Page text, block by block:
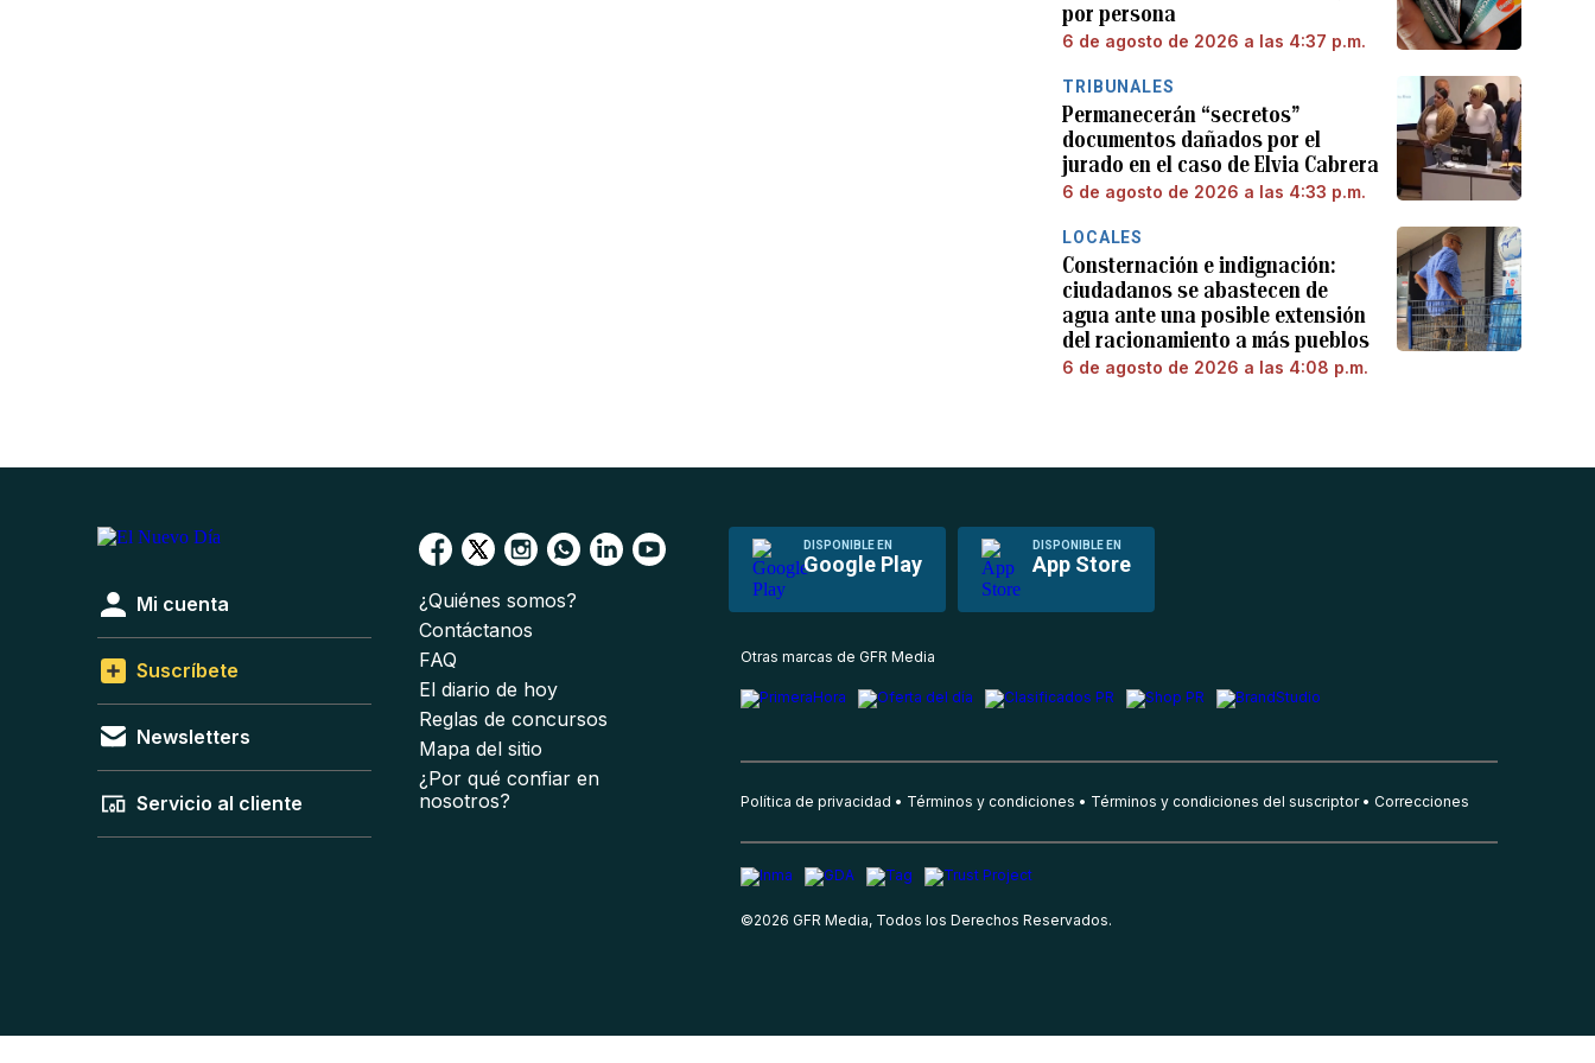
por persona
6 de agosto de 2026 a las 4:37 p.m.
TRIBUNALES
Permanecerán “secretos”
documentos dañados por el
jurado en el caso de Elvia Cabrera
6 de agosto de 2026 a las 4:33 p.m.
LOCALES
Consternación e indignación:
ciudadanos se abastecen de
agua ante una posible extensión
del racionamiento a más pueblos
6 de agosto de 2026 a las 4:08 p.m.
DISPONIBLE EN
Google Play
DISPONIBLE EN
App Store
Mi cuenta
Suscríbete
Newsletters
Servicio al cliente
¿Quiénes somos?
Contáctanos
FAQ
El diario de hoy
Reglas de concursos
Mapa del sitio
¿Por qué confiar en
nosotros?
Otras marcas de GFR Media
Política de privacidad Términos y condiciones Términos y condiciones del suscriptor Correcciones
©2026 GFR Media, Todos los Derechos Reservados.